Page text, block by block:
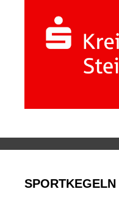
SPORTKEGELN